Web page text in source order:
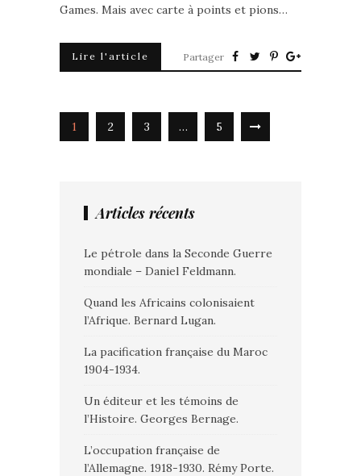
Games. Mais avec carte à points et pions…
Lire l'article Partager
1 2 3 … 5
Articles récents
Le pétrole dans la Seconde Guerre
mondiale – Daniel Feldmann.
Quand les Africains colonisaient
l’Afrique. Bernard Lugan.
La pacification française du Maroc
1904-1934.
Un éditeur et les témoins de
l’Histoire. Georges Bernage.
L’occupation française de
l’Allemagne. 1918-1930. Rémy Porte.